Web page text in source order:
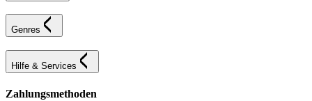
Genres
Hilfe & Services
Zahlungsmethoden